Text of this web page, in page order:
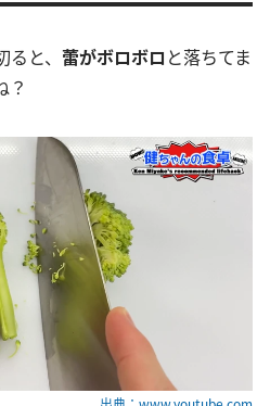
と、 蕾がボロボロ と落ちてま
？